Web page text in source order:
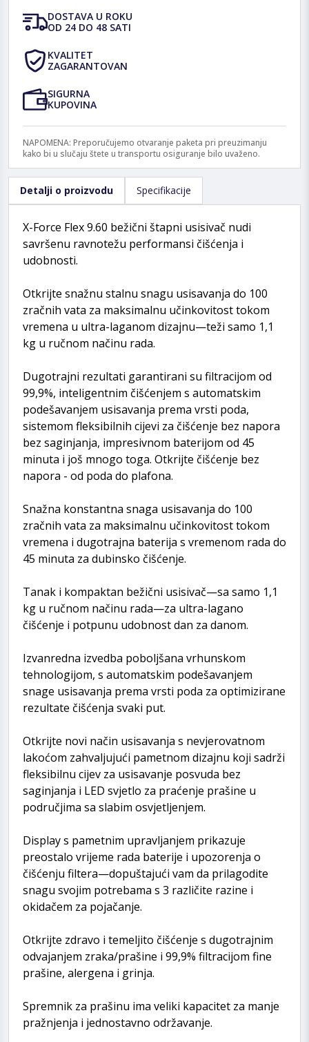
DOSTAVA U ROKU
OD 24 DO 48 SATI
KVALITET
ZAGARANTOVAN
SIGURNA
KUPOVINA
NAPOMENA: Preporučujemo otvaranje paketa pri preuzimanju
kako bi u slučaju štete u transportu osiguranje bilo uvaženo.
Detalji o proizvodu Specifikacije
X-Force Flex 9.60 bežični štapni usisivač nudi
savršenu ravnotežu performansi čišćenja i
udobnosti.
Otkrijte snažnu stalnu snagu usisavanja do 100
zračnih vata za maksimalnu učinkovitost tokom
vremena u ultra-laganom dizajnu—teži samo 1,1
kg u ručnom načinu rada.
Dugotrajni rezultati garantirani su filtracijom od
99,9%, inteligentnim čišćenjem s automatskim
podešavanjem usisavanja prema vrsti poda,
sistemom fleksibilnih cijevi za čišćenje bez napora
bez saginjanja, impresivnom baterijom od 45
minuta i još mnogo toga. Otkrijte čišćenje bez
napora - od poda do plafona.
Snažna konstantna snaga usisavanja do 100
zračnih vata za maksimalnu učinkovitost tokom
vremena i dugotrajna baterija s vremenom rada do
45 minuta za dubinsko čišćenje.
Tanak i kompaktan bežični usisivač—sa samo 1,1
kg u ručnom načinu rada—za ultra-lagano
čišćenje i potpunu udobnost dan za danom.
Izvanredna izvedba poboljšana vrhunskom
tehnologijom, s automatskim podešavanjem
snage usisavanja prema vrsti poda za optimizirane
rezultate čišćenja svaki put.
Otkrijte novi način usisavanja s nevjerovatnom
lakoćom zahvaljujući pametnom dizajnu koji sadrži
fleksibilnu cijev za usisavanje posvuda bez
saginjanja i LED svjetlo za praćenje prašine u
područjima sa slabim osvjetljenjem.
Display s pametnim upravljanjem prikazuje
preostalo vrijeme rada baterije i upozorenja o
čišćenju filtera—dopuštajući vam da prilagodite
snagu svojim potrebama s 3 različite razine i
okidačem za pojačanje.
Otkrijte zdravo i temeljito čišćenje s dugotrajnim
odvajanjem zraka/prašine i 99,9% filtracijom fine
prašine, alergena i grinja.
Spremnik za prašinu ima veliki kapacitet za manje
pražnjenja i jednostavno održavanje.